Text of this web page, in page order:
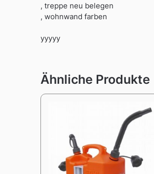
, treppe neu belegen
, wohnwand farben
yyyyy
Ähnliche Produkte